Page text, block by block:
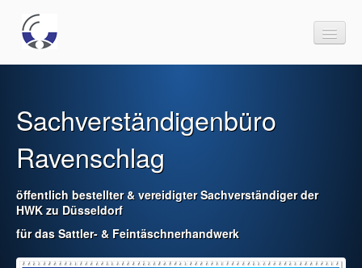
Sachverständigenbüro
Tätigkeitsgebiete
Informationen
Sachverständigenbüro
Ravenschlag
öffentlich bestellter & vereidigter Sachverständiger der
HWK zu Düsseldorf
für das Sattler- & Feintäschnerhandwerk